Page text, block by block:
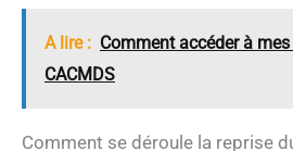
A lire : Comment accéder à
CACMDS
Comment se déroule la reprise